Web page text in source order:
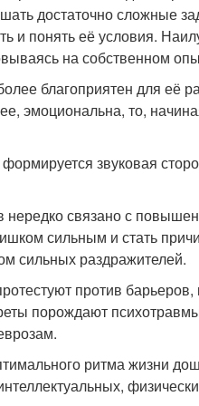
достаточно сложные
и понять её условия.
на собственном
благоприятен для её
эмоциональна, то,
звуковая
нередко связано с
сильным и стать
сильных раздражителей.
против
порождают
ритма жизни